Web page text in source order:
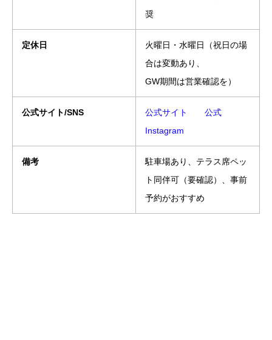
奨
定休日
火曜日・水曜日（祝日の場
合は変動あり、
GW期間は営業確認を）
公式サイト/SNS 公式サイト
公式
Instagram
備考
駐車場あり、テラス席ペッ
ト同伴可（要確認）、事前
予約がおすすめ